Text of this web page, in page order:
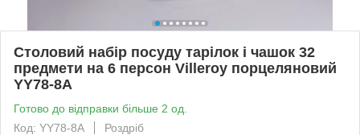
Столовий набір посуду тарілок і чашок 32
предмети на 6 персон Villeroy порцеляновий
YY78-8A
Готово до відправки більше 2 од.
Код: YY78-8A
Роздріб